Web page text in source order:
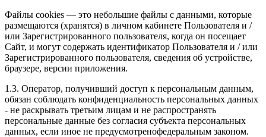
Файлы cookies — это небольшие файлы с данными, которые
размещаются (хранятся) в личном кабинете Пользователя и /
или Зарегистрированного пользователя, когда он посещает
Сайт, и могут содержать идентификатор Пользователя и / или
Зарегистрированного пользователя, сведения об устройстве,
браузере, версии приложения.
1.3. Оператор, получивший доступ к персональным данным,
обязан соблюдать конфиденциальность персональных данных
- не раскрывать третьим лицам и не распространять
персональные данные без согласия субъекта персональных
данных, если иное не предусмотренофедеральным законом.